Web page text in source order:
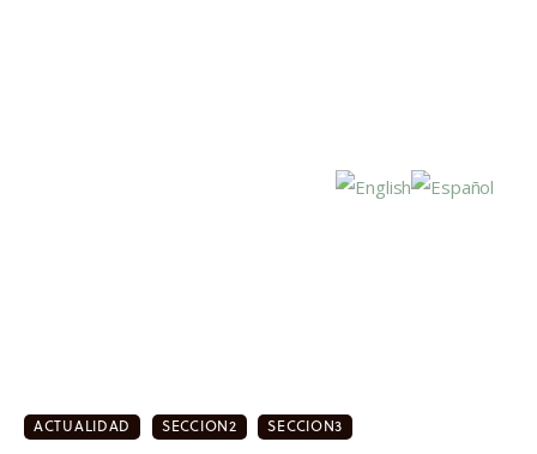
Investigación
ACTUALIDAD SECCION2 SECCION3